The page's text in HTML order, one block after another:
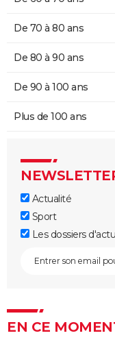
De 70 à 80 ans
De 80 à 90 ans
De 90 à 100 ans
Plus de 100 ans
Actualité
Sport
Les dossiers d'actu
EN CE